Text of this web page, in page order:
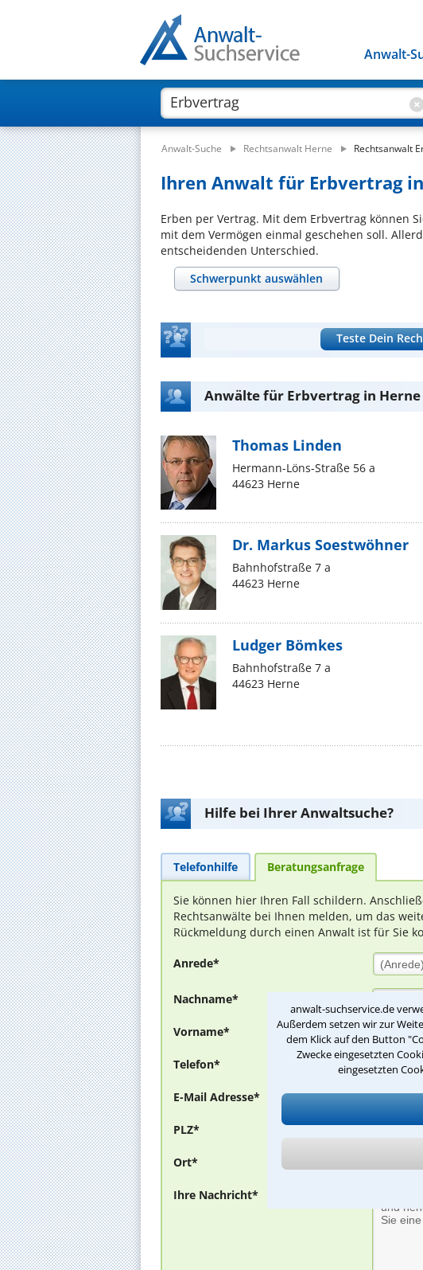
anwalt-suchservice.de
Außerdem setzen wir zur
dem Klick auf den Button
Zwecke eingesetzten
eingesetzten
Anwalt-
Anwalt-Suche Rechtsanwalt Herne Rechtsanwalt
Ihren Anwalt für Erbvertrag
Erben per Vertrag. Mit dem Erbvertrag können
mit dem Vermögen einmal geschehen soll.
entscheidenden Unterschied.
Schwerpunkt auswählen
Teste Dein
Anwälte für Erbvertrag in Herne
Thomas Linden
Hermann-Löns-Straße 56 a
44623 Herne
Dr. Markus Soestwöhner
Bahnhofstraße 7 a
44623 Herne
Ludger Bömkes
Bahnhofstraße 7 a
44623 Herne
Hilfe bei Ihrer Anwaltsuche?
Telefonhilfe Beratungsanfrage
Sie können hier Ihren Fall schildern.
Rechtsanwälte bei Ihnen melden, um das
Rückmeldung durch einen Anwalt ist für Sie
Anrede* (Anrede)
Nachname*
Vorname*
Telefon*
E-Mail Adresse*
PLZ*
Ort*
Ihre Nachricht*